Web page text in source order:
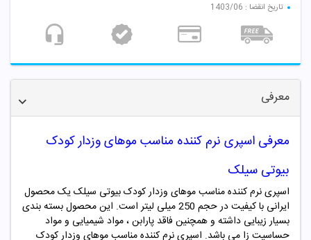
تاریخ انقضا : 1403/06
معرفی
معرفی اسپری نرم کننده مناسب موهای وزدار کودک
بیوتی سیلک
اسپری نرم کننده مناسب موهای وزدار کودک بیوتی سیلک یک محصول
ایرانی با کیفیت در حجم 250 میلی لیتر است. این محصول بسته بندی
بسیار زیبایی داشته و همچنین فاقد پارابن ، مواد شیمیایی و مواد
حساسیت زا می باشد. اسپری نرم کننده مناسب موهای وزدار کودک